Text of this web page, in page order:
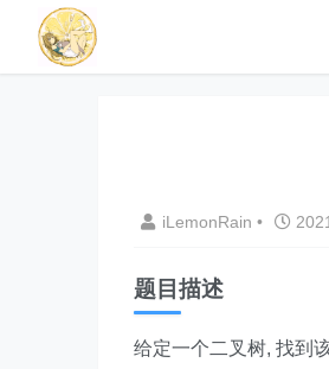
iLemonRain •
题目描述
给定一个二叉树, 找到